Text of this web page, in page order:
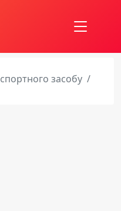
засобу